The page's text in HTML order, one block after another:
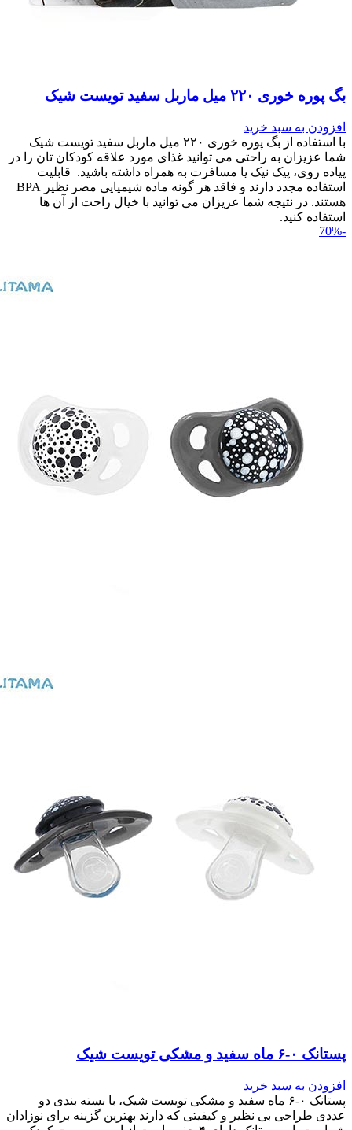
بگ پوره خوری ۲۲۰ میل ماربل سفید تویست شیک
افزودن به سبد خرید
با استفاده از بگ پوره خوری ۲۲۰ میل ماربل سفید تویست شیک
شما عزیزان به راحتی می توانید غذای مورد علاقه کودکان تان را در
پیاده روی، پیک نیک یا مسافرت به همراه داشته باشید. قابلیت
استفاده مجدد دارند و فاقد هر گونه ماده شیمیایی مضر نظیر BPA
هستند. در نتیجه شما عزیزان می توانید با خیال راحت از آن ها
استفاده کنید.
-70%
پستانک ۰-۶ ماه سفید و مشکی تویست شیک
افزودن به سبد خرید
پستانک ۰-۶ ماه سفید و مشکی تویست شیک، با بسته بندی دو
عددی طراحی بی نظیر و کیفیتی که دارند بهترین گزینه برای نوزادان